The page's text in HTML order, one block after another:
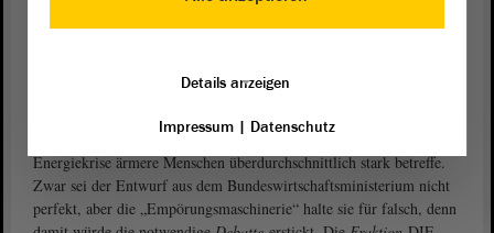
Klimakrise im Gebäude- und Wohnungssektor besonders bemerkbar
hoch. Reformen seien umso wichtiger, weil die Klima- und
Energiekrise ärmere Menschen überdurchschnittlich stark betreffe.
Zwar sei der Entwurf aus dem Bundeswirtschaftsministerium nicht
perfekt, aber die „Empörungsmaschinerie“ halte sie für falsch, denn
Details anzeigen
Impressum| Datenschutz